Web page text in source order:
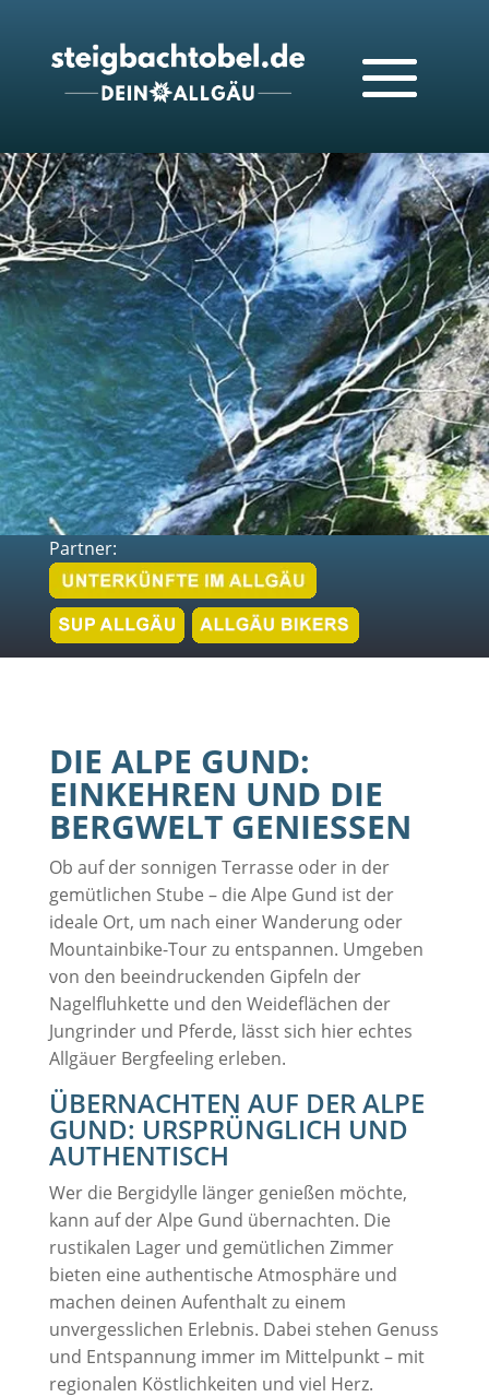
Partner:
DIE ALPE GUND:
EINKEHREN UND DIE
BERGWELT GENIESSEN
Ob auf der sonnigen Terrasse oder in der
gemütlichen Stube – die Alpe Gund ist der
ideale Ort, um nach einer Wanderung oder
Mountainbike-Tour zu entspannen. Umgeben
von den beeindruckenden Gipfeln der
Nagelfluhkette und den Weideflächen der
Jungrinder und Pferde, lässt sich hier echtes
Allgäuer Bergfeeling erleben.
ÜBERNACHTEN AUF DER ALPE
GUND: URSPRÜNGLICH UND
AUTHENTISCH
Wer die Bergidylle länger genießen möchte,
kann auf der Alpe Gund übernachten. Die
rustikalen Lager und gemütlichen Zimmer
bieten eine authentische Atmosphäre und
machen deinen Aufenthalt zu einem
unvergesslichen Erlebnis. Dabei stehen Genuss
und Entspannung immer im Mittelpunkt – mit
regionalen Köstlichkeiten und viel Herz.